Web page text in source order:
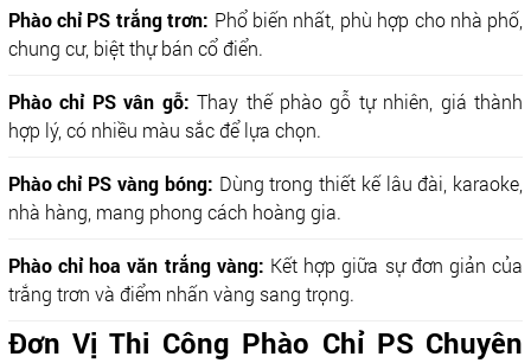
Phào chỉ PS trắng trơn: Phổ biến nhất, phù hợp cho nhà phố,
chung cư, biệt thự bán cổ điển.
Phào chỉ PS vân gỗ: Thay thế phào gỗ tự nhiên, giá thành
hợp lý, có nhiều màu sắc để lựa chọn.
Phào chỉ PS vàng bóng: Dùng trong thiết kế lâu đài, karaoke,
nhà hàng, mang phong cách hoàng gia.
Phào chỉ hoa văn trắng vàng: Kết hợp giữa sự đơn giản của
trắng trơn và điểm nhấn vàng sang trọng.
Đơn Vị Thi Công Phào Chỉ PS Chuyên